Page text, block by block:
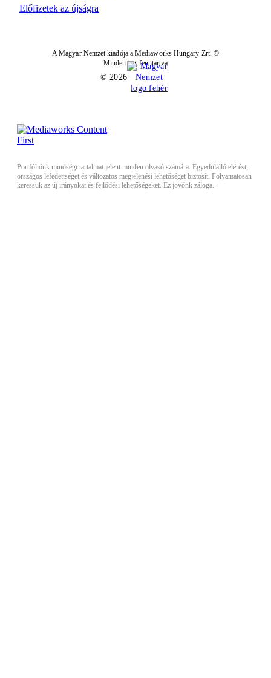
Előfizetek az újságra
A Magyar Nemzet kiadója a Mediaworks Hungary Zrt. ©
Minden jog fenntartva
© 2026
Portfóliónk minőségi tartalmat jelent minden olvasó számára. Egyedülálló elérést,
országos lefedettséget és változatos megjelenési lehetőséget biztosít. Folyamatosan
keressük az új irányokat és fejlődési lehetőségeket. Ez jövőnk záloga.